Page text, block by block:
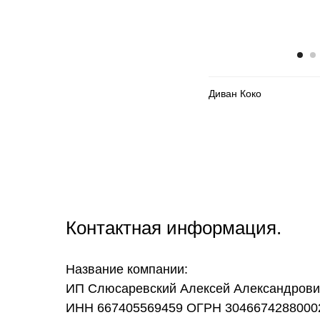
Диван Коко
Контактная информация.
Название компании:
ИП Слюсаревский Алексей
ИНН 667405569459 ОГРН